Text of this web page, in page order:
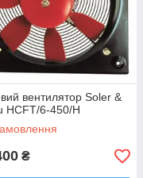
вентилятор Soler &
HCFT/6-450/H
₴